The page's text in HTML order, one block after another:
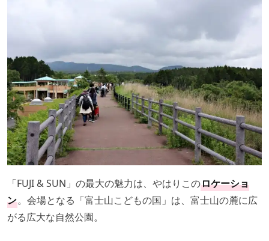
「FUJI & SUN」の最大の魅力は、やはりこのロケーショ
ン。会場となる「富士山こどもの国」は、富士山の麓に広
がる広大な自然公園。